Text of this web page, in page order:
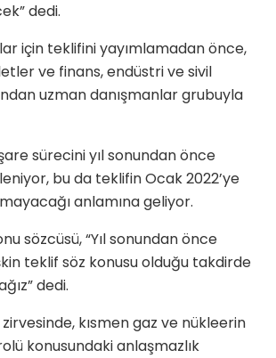
dedi.
için teklifini yayımlamadan önce,
ve finans, endüstri ve sivil
uzman danışmanlar grubuyla
sürecini yıl sonundan önce
bu da teklifin Ocak 2022’ye
anlamına geliyor.
sözcüsü, “Yıl sonundan önce
teklif söz konusu olduğu takdirde
dedi.
zirvesinde, kısmen gaz ve nükleerin
konusundaki anlaşmazlık